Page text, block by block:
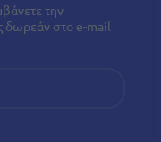
την
δωρεάν στο e-mail